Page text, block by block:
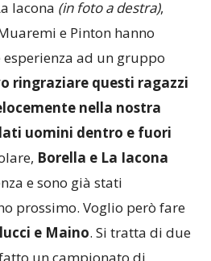
ad un gruppo
ringraziare questi ragazzi
nella nostra
uomini dentro e fuori
e sono già stati
prossimo. Voglio però fare
e Maino